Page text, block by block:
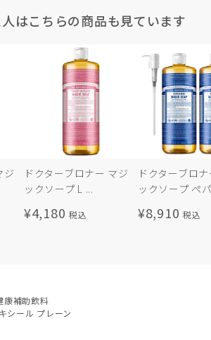
康補助飲料
シール プレーン
はこちらの商品も見ています
ジ
ドクターブロナー マジ
ックソープ L ...
¥4,180
ドクターブロ
ックソープ ペ
¥8,910